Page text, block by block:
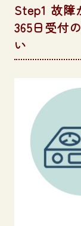
Step1 故障
365日受付
い